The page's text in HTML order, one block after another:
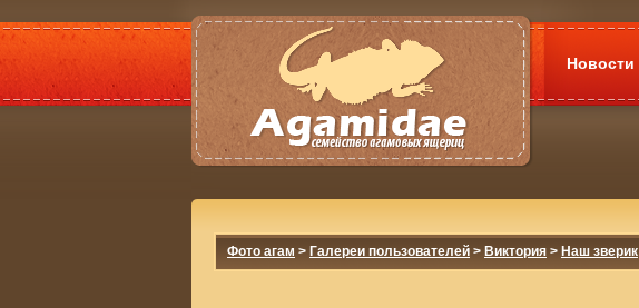
Новости
Фото агам > Галереи пользователей > Виктория > Наш зверик